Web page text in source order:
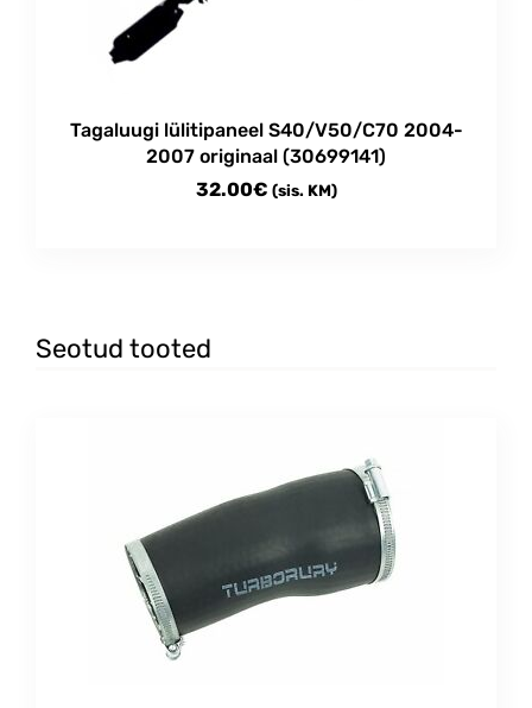
Tagaluugi lülitipaneel S40/V50/C70 2004-
2007 originaal (30699141)
32.00€ (sis. KM)
Seotud tooted